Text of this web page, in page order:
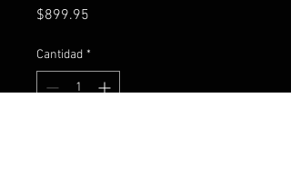
$899.95
Cantidad *